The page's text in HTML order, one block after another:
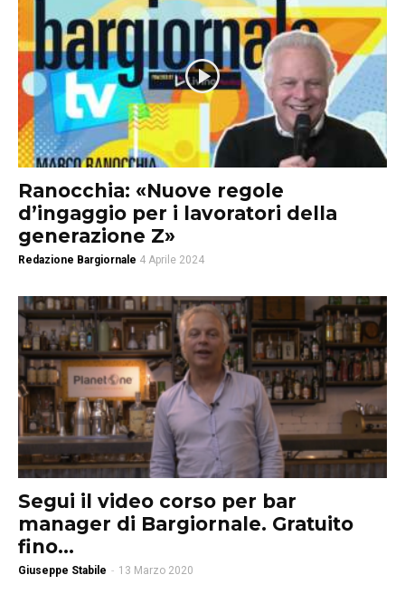
Ranocchia: «Nuove regole
d’ingaggio per i lavoratori della
generazione Z»
Redazione Bargiornale 4 Aprile 2024
Segui il video corso per bar
manager di Bargiornale. Gratuito
fino...
Giuseppe Stabile - 13 Marzo 2020